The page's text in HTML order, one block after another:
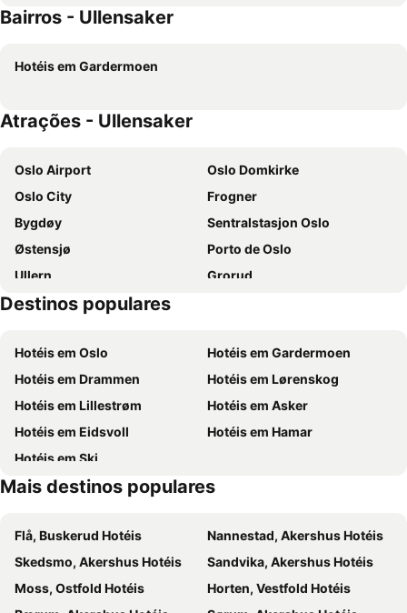
Quality Airport Hotel Gardermoen
Scandic Gardermoen
Bairros - Ullensaker
Hotéis em Gardermoen
Atrações - Ullensaker
Oslo Airport
Oslo Domkirke
Oslo City
Frogner
Bygdøy
Sentralstasjon Oslo
Østensjø
Porto de Oslo
Ullern
Grorud
Oslo Spektrum
Oslo Congress Centre
Aker Brygge
Stovner
Sentrumsløpet Road Race
Oslo University Hospital
Rua Karl Johans
Jessheim Storsenter
Lillestrøm Torv
Strømmen Storsenter
Marikollen
Nobels Fredssenter
Holmenkollen FIS World Cup Nordic
Norsk Teknisk Museum
Akershus slott
Museu dos Barcos Vikings
Destinos populares
Hotéis em Oslo
Hotéis em Gardermoen
Hotéis em Drammen
Hotéis em Lørenskog
Hotéis em Lillestrøm
Hotéis em Asker
Hotéis em Eidsvoll
Hotéis em Hamar
Hotéis em Ski
Mais destinos populares
Flå, Buskerud Hotéis
Nannestad, Akershus Hotéis
Skedsmo, Akershus Hotéis
Sandvika, Akershus Hotéis
Moss, Ostfold Hotéis
Horten, Vestfold Hotéis